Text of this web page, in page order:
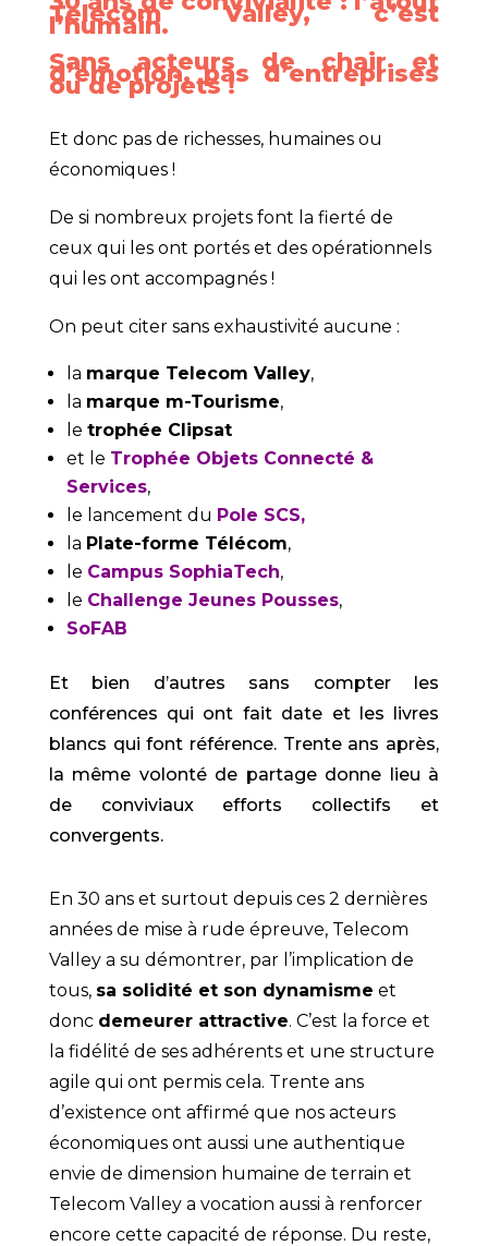
Telecom Valley, c’est
l’humain.
Sans acteurs de chair et
d’émotion, pas d’entreprises
ou de projets !
Et donc pas de richesses, humaines ou
économiques !
De si nombreux projets font la fierté de
ceux qui les ont portés et des opérationnels
qui les ont accompagnés !
On peut citer sans exhaustivité aucune :
la marque Telecom Valley,
la marque m-Tourisme,
le trophée Clipsat
et le Trophée Objets Connecté &
Services,
le lancement du Pole SCS,
la Plate-forme Télécom,
le Campus SophiaTech,
le Challenge Jeunes Pousses,
SoFAB
Et bien d’autres sans compter les
conférences qui ont fait date et les livres
blancs qui font référence. Trente ans après,
la même volonté de partage donne lieu à
de conviviaux efforts collectifs et
convergents.
En 30 ans et surtout depuis ces 2 dernières
années de mise à rude épreuve, Telecom
Valley a su démontrer, par l’implication de
tous, sa solidité et son dynamisme et
donc demeurer attractive. C’est la force et
la fidélité de ses adhérents et une structure
agile qui ont permis cela. Trente ans
d’existence ont affirmé que nos acteurs
économiques ont aussi une authentique
envie de dimension humaine de terrain et
Telecom Valley a vocation aussi à renforcer
encore cette capacité de réponse. Du reste,